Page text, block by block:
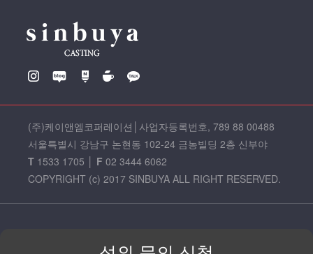
(주)케이앤엠코퍼레이션 사업자등록번호, 789 88 00488
서울특별시 강남구 논현동 102-24 금농빌딩 2층 신부야
T1533 1705 F 02 3444 6062
COPYRIGHT (c) 2017 SINBUYA ALL RIGHT RESERVED.